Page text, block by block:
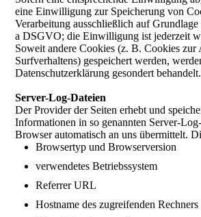
eine Einwilligung zur Speicherung von
Verarbeitung ausschließlich auf
a DSGVO; die Einwilligung ist jederzeit
Soweit andere Cookies (z. B. Cookies zur
Surfverhaltens) gespeichert werden,
Datenschutzerklärung gesondert behandelt.
Server-Log-Dateien
Der Provider der Seiten erhebt und
Informationen in so genannten Server-
Browser automatisch an uns übermittelt.
Browsertyp und Browserversion
verwendetes Betriebssystem
Referrer URL
Hostname des zugreifenden Rechners